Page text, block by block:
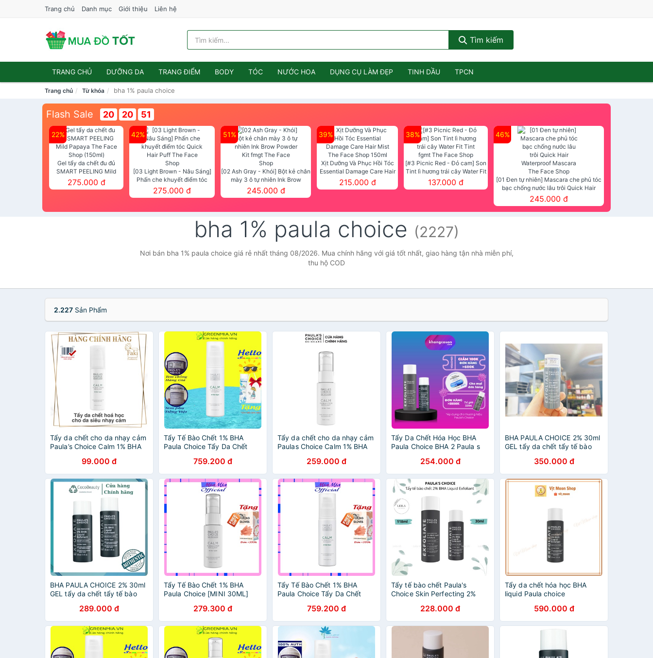
Trang chủ Danh mục Giới thiệu Liên hệ
Tìm kiếm
TRANG CHỦ DƯỠNG DA TRANG ĐIỂM BODY TÓC NƯỚC HOA DỤNG CỤ LÀM ĐẸP TINH DẦU TPCN
Trang chủ Từ khóa bha 1% paula choice
Flash Sale 20 20 49
22%
Gel tẩy da chết đu đủ
SMART PEELING Mild
Papaya The Face Shop
(150ml)
275.000 đ
42%
[03 Light Brown - Nâu Sáng]
Phấn che khuyết điểm tóc
Quick Hair Puff The Face Shop
275.000 đ
51%
[02 Ash Gray - Khói] Bột kẻ chân
mày 3 ô tự nhiên Ink Brow
Powder Kit fmgt The Face Shop
245.000 đ
39%
Xịt Dưỡng Và Phục Hồi Tóc
Essential Damage Care Hair
Mist The Face Shop 150ml
215.000 đ
38%
[#3 Picnic Red - Đỏ cam] Son
Tint lì hương trái cây Water Fit
Tint fgmt The Face Shop
137.000 đ
46%
[01 Đen tự nhiên] Mascara che phủ tóc
bạc chống nước lâu trôi Quick Hair
Waterproof Mascara The Face Shop
245.000 đ
bha 1% paula choice (2227)
Nơi bán bha 1% paula choice giá rẻ nhất tháng 08/2026. Mua chính hãng với giá tốt nhất, giao hàng tận nhà miễn phí,
thu hộ COD
2.227 Sản Phẩm
Tẩy da chết cho da nhạy cảm
Paula’s Choice Calm 1% BHA
99.000 đ
Tẩy Tế Bào Chết 1% BHA
Paula Choice Tẩy Da Chết
Redness Relief Lotion
Exfoliant 100ml
759.200 đ
Tẩy da chết cho da nhạy cảm
Paulas Choice Calm 1% BHA
Bha 30/100ml259.000 đ
Tẩy Da Chết Hóa Học BHA
Paula Choice BHA 2 Paula s
Exfoliant 30ml Và 118ml -
Khongcoson
254.000 đ
BHA PAULA CHOICE 2% 30ml
GEL tẩy da chết tẩy tế bào
350.000 đ
BHA PAULA CHOICE 2% 30ml
GEL tẩy da chết tẩy tế bào
289.000 đ
Tẩy Tế Bào Chết 1% BHA
Paula Choice [MINI 30ML]
1% BHA Calm Redness Relief
Lotion Exfoliant
279.300 đ
Tẩy Tế Bào Chết 1% BHA
Paula Choice Tẩy Da Chết
Redness Relief Lotion
Exfoliant Full 110ml
759.200 đ
Tẩy tế bào chết Paula's
Choice Skin Perfecting 2%
Paula choice228.000 đ
Tẩy da chết hóa học BHA
liquid Paula choice
590.000 đ